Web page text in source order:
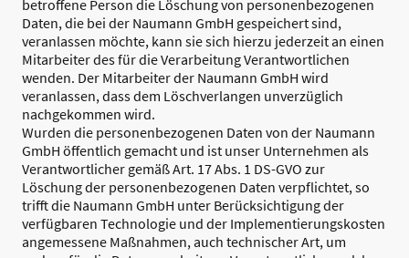
betroffene Person die Löschung von personenbezogenen
Daten, die bei der Naumann GmbH gespeichert sind,
veranlassen möchte, kann sie sich hierzu jederzeit an einen
Mitarbeiter des für die Verarbeitung Verantwortlichen
wenden. Der Mitarbeiter der Naumann GmbH wird
veranlassen, dass dem Löschverlangen unverzüglich
nachgekommen wird.
Wurden die personenbezogenen Daten von der Naumann
GmbH öffentlich gemacht und ist unser Unternehmen als
Verantwortlicher gemäß Art. 17 Abs. 1 DS-GVO zur
Löschung der personenbezogenen Daten verpflichtet, so
trifft die Naumann GmbH unter Berücksichtigung der
verfügbaren Technologie und der Implementierungskosten
angemessene Maßnahmen, auch technischer Art, um